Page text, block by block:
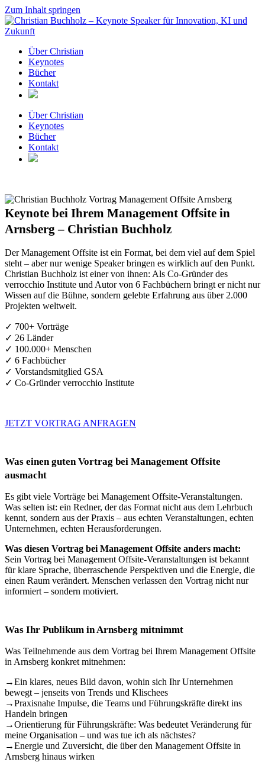
Zum Inhalt springen
Über Christian
Keynotes
Bücher
Kontakt
Über Christian
Keynotes
Bücher
Kontakt
Keynote bei Ihrem Management Offsite in
Arnsberg – Christian Buchholz
Der Management Offsite ist ein Format, bei dem viel auf dem Spiel
steht – aber nur wenige Speaker bringen es wirklich auf den Punkt.
Christian Buchholz ist einer von ihnen: Als Co-Gründer des
verrocchio Institute und Autor von 6 Fachbüchern bringt er nicht nur
Wissen auf die Bühne, sondern gelebte Erfahrung aus über 2.000
Projekten weltweit.
✓ 700+ Vorträge
✓ 26 Länder
✓ 100.000+ Menschen
✓ 6 Fachbücher
✓ Vorstandsmitglied GSA
✓ Co-Gründer verrocchio Institute
JETZT VORTRAG ANFRAGEN
Was einen guten Vortrag bei Management Offsite
ausmacht
Es gibt viele Vorträge bei Management Offsite-Veranstaltungen.
Was selten ist: ein Redner, der das Format nicht aus dem Lehrbuch
kennt, sondern aus der Praxis – aus echten Veranstaltungen, echten
Unternehmen, echten Herausforderungen.
Was diesen Vortrag bei Management Offsite anders macht:
Sein Vortrag bei Management Offsite-Veranstaltungen ist bekannt
für klare Sprache, überraschende Perspektiven und die Energie, die
einen Raum verändert. Menschen verlassen den Vortrag nicht nur
informiert – sondern motiviert.
Was Ihr Publikum in Arnsberg mitnimmt
Was Teilnehmende aus dem Vortrag bei Ihrem Management Offsite
in Arnsberg konkret mitnehmen:
→Ein klares, neues Bild davon, wohin sich Ihr Unternehmen
bewegt – jenseits von Trends und Klischees
→Praxisnahe Impulse, die Teams und Führungskräfte direkt ins
Handeln bringen
→Orientierung für Führungskräfte: Was bedeutet Veränderung für
meine Organisation – und was tue ich als nächstes?
→Energie und Zuversicht, die über den Management Offsite in
Arnsberg hinaus wirken